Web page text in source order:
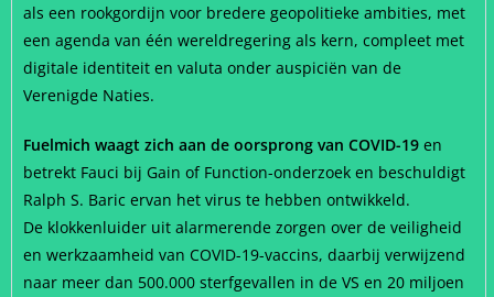
als een rookgordijn voor bredere geopolitieke ambities, met
een agenda van één wereldregering als kern, compleet met
digitale identiteit en valuta onder auspiciën van de
Verenigde Naties.
Fuelmich waagt zich aan de oorsprong van COVID-19 en
betrekt Fauci bij Gain of Function-onderzoek en beschuldigt
Ralph S. Baric ervan het virus te hebben ontwikkeld.
De klokkenluider uit alarmerende zorgen over de veiligheid
en werkzaamheid van COVID-19-vaccins, daarbij verwijzend
naar meer dan 500.000 sterfgevallen in de VS en 20 miljoen